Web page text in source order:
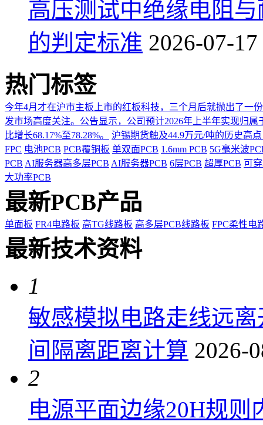
高压测试中绝缘电阻
的判定标准 2026-07-17
热门标签
今年4月才在沪市主板上市的红板科技，三个月后就抛出了一
发市场高度关注。公告显示，公司预计2026年上半年实现归
比增长68.17%至78.28%。
沪锡期货触及44.9万元/吨的历史高
FPC 电池PCB PCB覆铜板 单双面PCB 1.6mm PCB 5G毫米波
PCB AI服务器高多层PCB AI服务器PCB 6层PCB 超厚PCB 可
大功率PCB
最新PCB产品
单面板 FR4电路板 高TG线路板 高多层PCB线路板 FPC柔性电
最新技术资料
1
敏感模拟电路走线远
间隔离距离计算 2026-
2
电源平面边缘20H规